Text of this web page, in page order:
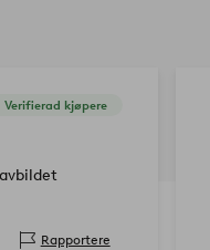
Verifierad kjøpere
Rapportere